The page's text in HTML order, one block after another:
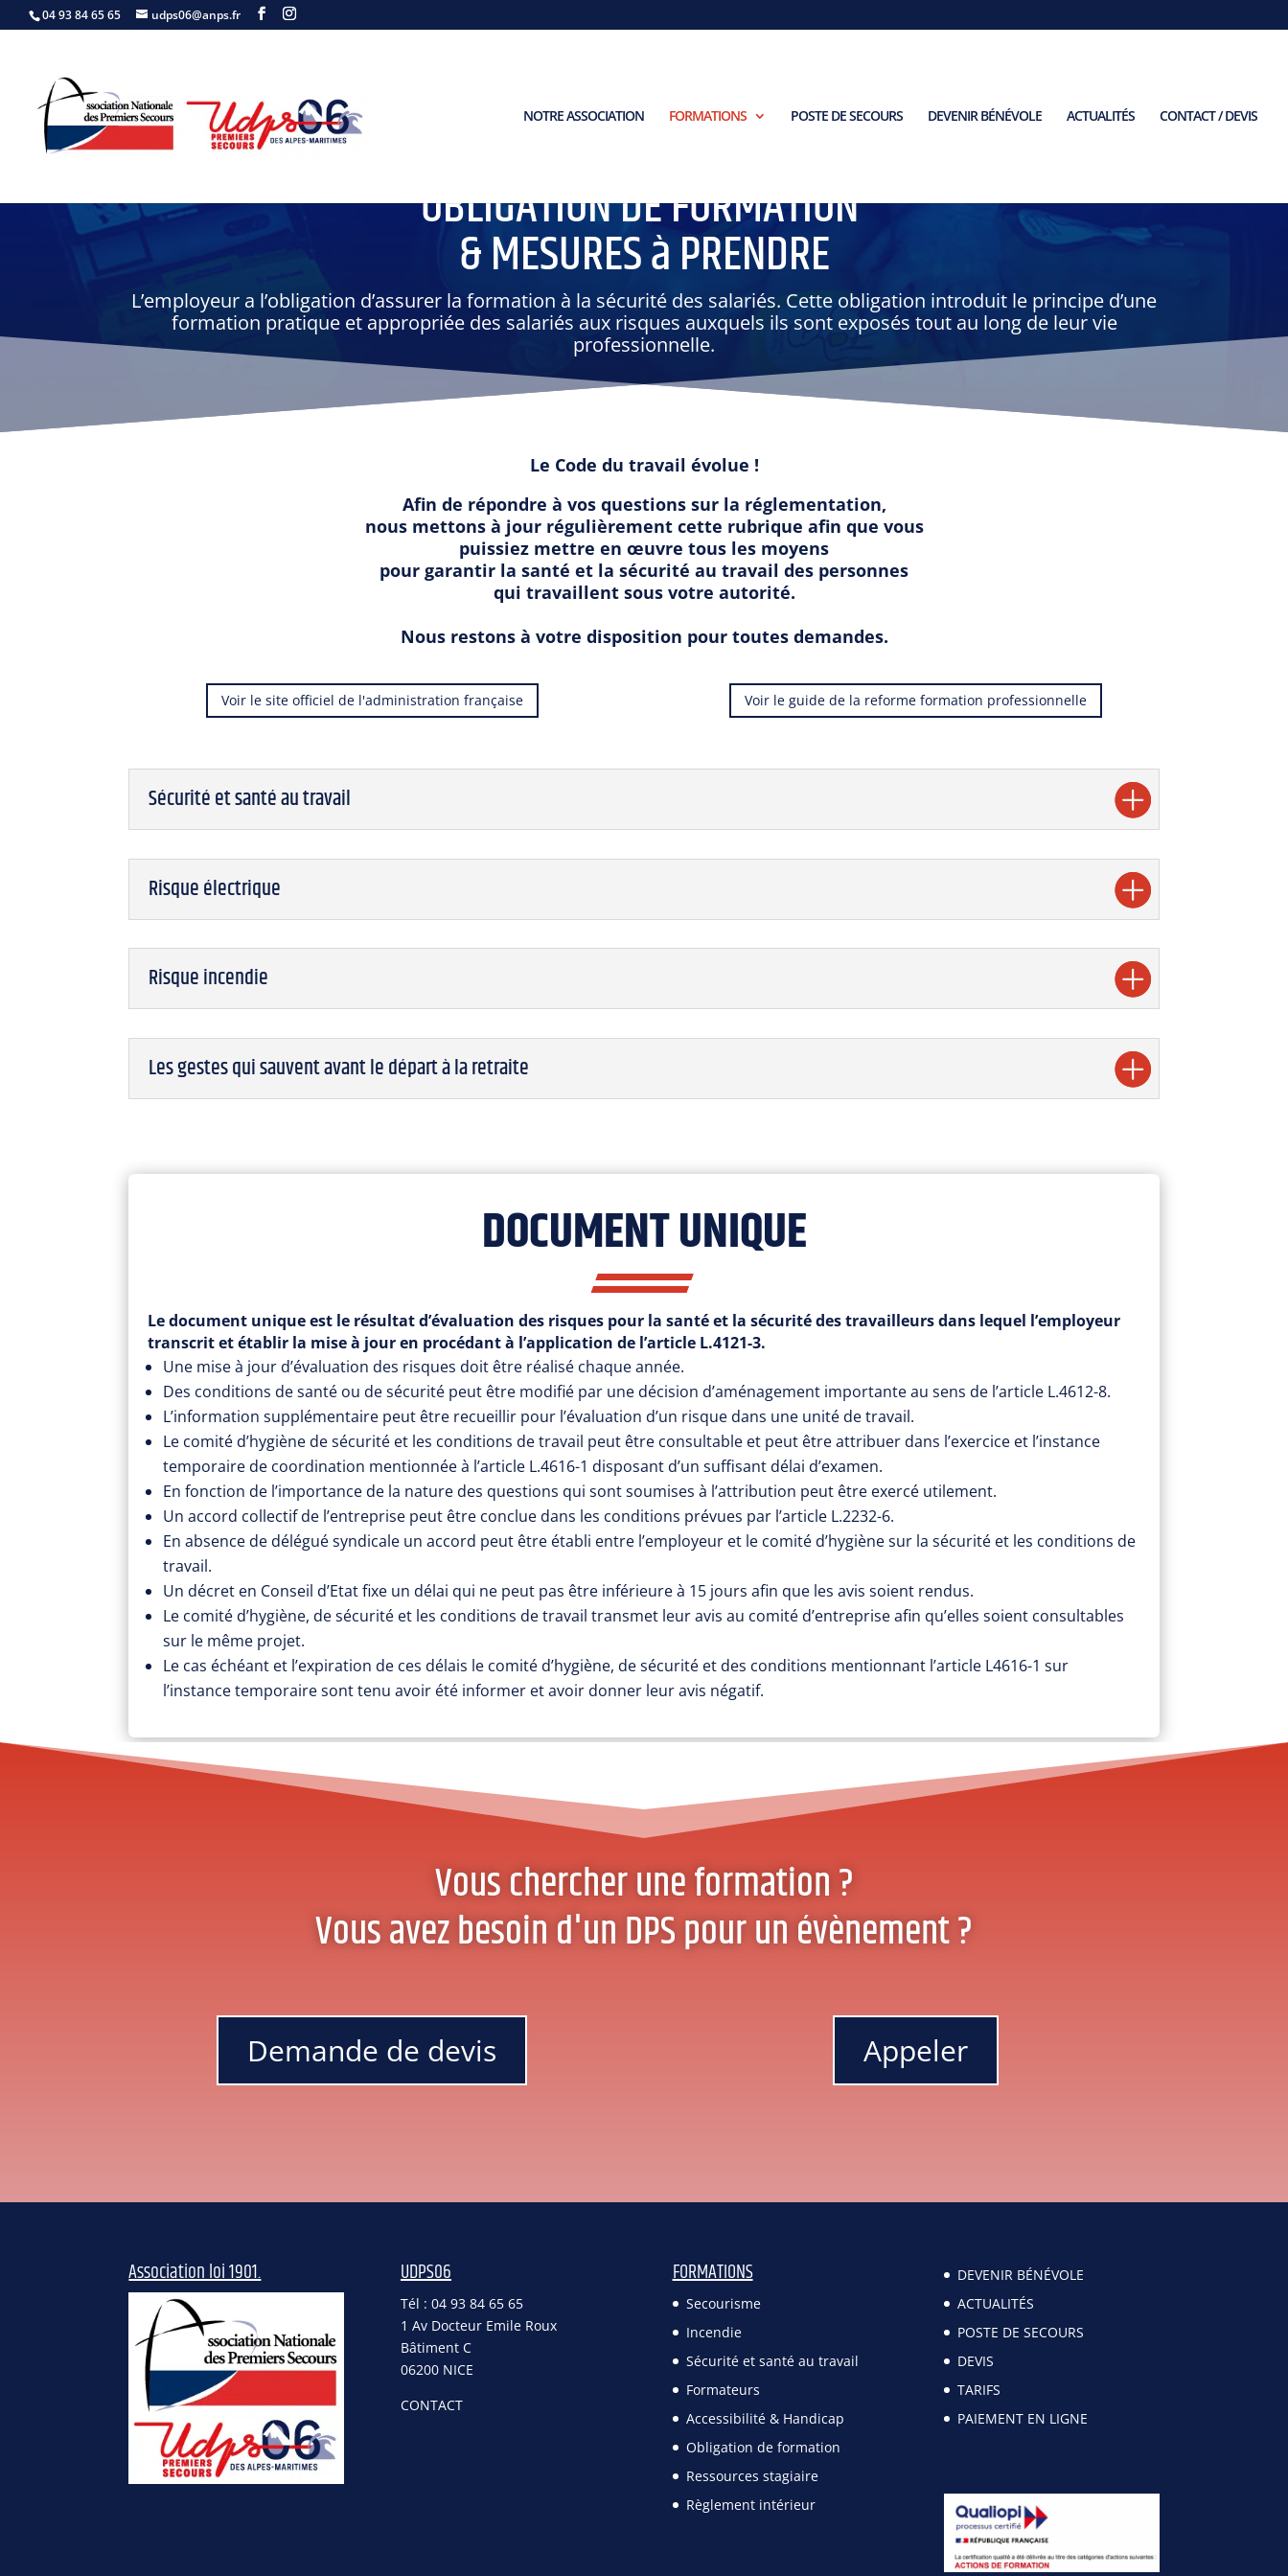
04 93 84 65 65 udps06@anps.fr
NOTRE ASSOCIATION FORMATIONS POSTE DE SECOURS DEVENIR BÉNÉVOLE ACTUALITÉS CONTACT / DEVIS
OBLIGATION DE FORMATION
& MESURES à PRENDRE
L’employeur a l’obligation d’assurer la formation à la sécurité des salariés. Cette obligation introduit le principe d’une
formation pratique et appropriée des salariés aux risques auxquels ils sont exposés tout au long de leur vie
professionnelle.
Le Code du travail évolue !
Afin de répondre à vos questions sur la réglementation,
nous mettons à jour régulièrement cette rubrique afin que vous
puissiez mettre en œuvre tous les moyens
pour garantir la santé et la sécurité au travail des personnes
qui travaillent sous votre autorité.
Nous restons à votre disposition pour toutes demandes.
Voir le site officiel de l'administration française Voir le guide de la reforme formation professionnelle
Sécurité et santé au travail
Risque électrique
Risque incendie
Les gestes qui sauvent avant le départ à la retraite
DOCUMENT UNIQUE
Le document unique est le résultat d’évaluation des risques pour la santé et la sécurité des travailleurs dans lequel l’employeur
transcrit et établir la mise à jour en procédant à l’application de l’article L.4121-3.
Une mise à jour d’évaluation des risques doit être réalisé chaque année.
Des conditions de santé ou de sécurité peut être modifié par une décision d’aménagement importante au sens de l’article L.4612-8.
L’information supplémentaire peut être recueillir pour l’évaluation d’un risque dans une unité de travail.
Le comité d’hygiène de sécurité et les conditions de travail peut être consultable et peut être attribuer dans l’exercice et l’instance
temporaire de coordination mentionnée à l’article L.4616-1 disposant d’un suffisant délai d’examen.
En fonction de l’importance de la nature des questions qui sont soumises à l’attribution peut être exercé utilement.
Un accord collectif de l’entreprise peut être conclue dans les conditions prévues par l’article L.2232-6.
En absence de délégué syndicale un accord peut être établi entre l’employeur et le comité d’hygiène sur la sécurité et les conditions de
travail.
Un décret en Conseil d’Etat fixe un délai qui ne peut pas être inférieure à 15 jours afin que les avis soient rendus.
Le comité d’hygiène, de sécurité et les conditions de travail transmet leur avis au comité d’entreprise afin qu’elles soient consultables
sur le même projet.
Le cas échéant et l’expiration de ces délais le comité d’hygiène, de sécurité et des conditions mentionnant l’article L4616-1 sur
l’instance temporaire sont tenu avoir été informer et avoir donner leur avis négatif.
Vous chercher une formation ?
Vous avez besoin d'un DPS pour un évènement ?
Demande de devis Appeler
Association loi 1901. UDPS06
Tél : 04 93 84 65 65
1 Av Docteur Emile Roux
Bâtiment C
06200 NICE
CONTACT
FORMATIONS
Secourisme
Incendie
Sécurité et santé au travail
Formateurs
Accessibilité & Handicap
Obligation de formation
Ressources stagiaire
Règlement intérieur
DEVENIR BÉNÉVOLE
ACTUALITÉS
POSTE DE SECOURS
DEVIS
TARIFS
PAIEMENT EN LIGNE